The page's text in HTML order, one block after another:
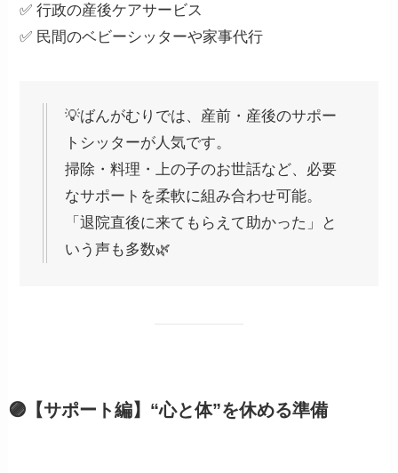
✅ 行政の産後ケアサービス
✅ 民間のベビーシッターや家事代行
💡ばんがむりでは、産前・産後のサポー
トシッターが人気です。
掃除・料理・上の子のお世話など、必要
なサポートを柔軟に組み合わせ可能。
「退院直後に来てもらえて助かった」と
いう声も多数🌿
🟣【サポート編】“心と体”を休める準備